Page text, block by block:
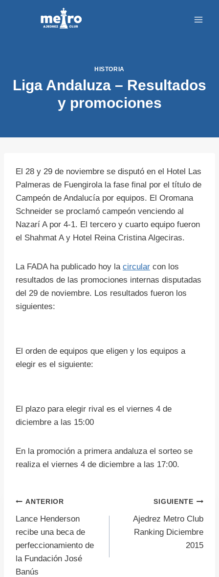
HISTORIA
Liga Andaluza – Resultados
y promociones
El 28 y 29 de noviembre se disputó en el Hotel Las
Palmeras de Fuengirola la fase final por el título de
Campeón de Andalucía por equipos. El Oromana
Schneider se proclamó campeón venciendo al
Nazarí A por 4-1. El tercero y cuarto equipo fueron
el Shahmat A y Hotel Reina Cristina Algeciras.
La FADA ha publicado hoy la circular con los
resultados de las promociones internas disputadas
del 29 de noviembre. Los resultados fueron los
siguientes:
El orden de equipos que eligen y los equipos a
elegir es el siguiente:
El plazo para elegir rival es el viernes 4 de
diciembre a las 15:00
En la promoción a primera andaluza el sorteo se
realiza el viernes 4 de diciembre a las 17:00.
Navegación
de
entradas
ANTERIOR
Lance Henderson
recibe una beca de
perfeccionamiento de
la Fundación José
Banús
SIGUIENTE
Ajedrez Metro Club
Ranking Diciembre
2015